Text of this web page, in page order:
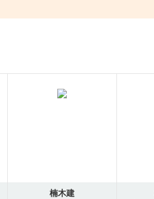
楠木建